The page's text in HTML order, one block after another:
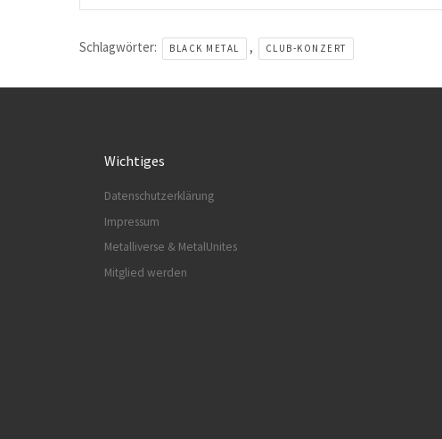
Schlagwörter: BLACK METAL , CLUB-KONZERT
Wichtiges
Datenschutzerklärung
Impressum
Metalliverse & MetalUnites
Mitglied werden